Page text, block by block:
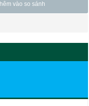
vào so sánh